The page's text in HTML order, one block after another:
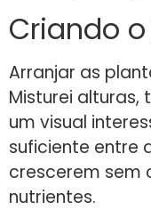
Criando
Arranjar as
Misturei alturas,
um visual
suficiente entre
crescerem sem
nutrientes.